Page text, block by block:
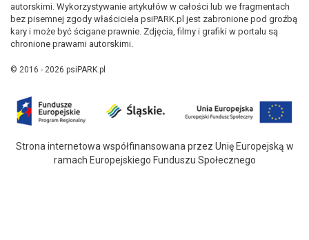
autorskimi. Wykorzystywanie artykułów w całości lub we fragmentach
bez pisemnej zgody właściciela psiPARK.pl jest zabronione pod groźbą
kary i może być ścigane prawnie. Zdjęcia, filmy i grafiki w portalu są
chronione prawami autorskimi.
© 2016 - 2026 psiPARK.pl
Strona internetowa współfinansowana przez Unię Europejską w
ramach Europejskiego Funduszu Społecznego